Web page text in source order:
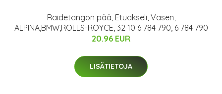
Raidetangon pää, Etuakseli, Vasen,
ALPINA,BMW,ROLLS-ROYCE, 32 10 6 784 790, 6 784 790
20.96 EUR
LISÄTIETOJA